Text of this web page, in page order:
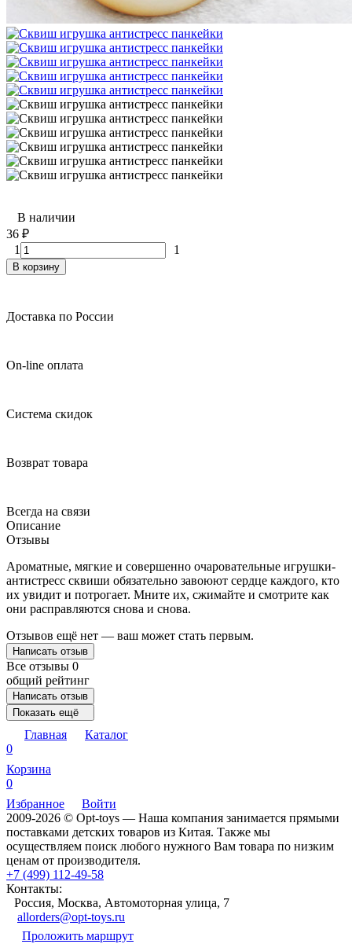
В наличии
36 ₽
1
1
В корзину
Доставка по России
On-line оплата
Система скидок
Возврат товара
Всегда на связи
Описание
Отзывы
Ароматные, мягкие и совершенно очаровательные игрушки-
антистресс сквиши обязательно завоюют сердце каждого, кто
их увидит и потрогает. Мните их, сжимайте и смотрите как
они расправляются снова и снова.
Отзывов ещё нет — ваш может стать первым.
Написать отзыв
Все отзывы 0
общий рейтинг
Написать отзыв
Показать ещё
Главная
Каталог
0
Корзина
0
Избранное
Войти
2009-2026 © Opt-toys — Наша компания занимается прямыми
поставками детских товаров из Китая. Также мы
осуществляем поиск любого нужного Вам товара по низким
ценам от производителя.
+7 (499) 112-49-58
Контакты:
Россия, Москва, Автомоторная улица, 7
allorders@opt-toys.ru
Проложить маршрут